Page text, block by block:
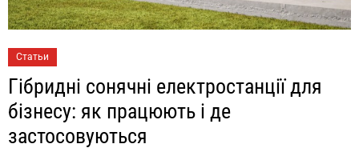
Статьи
Гібридні сонячні електростанції для
бізнесу: як працюють і де
застосовуються